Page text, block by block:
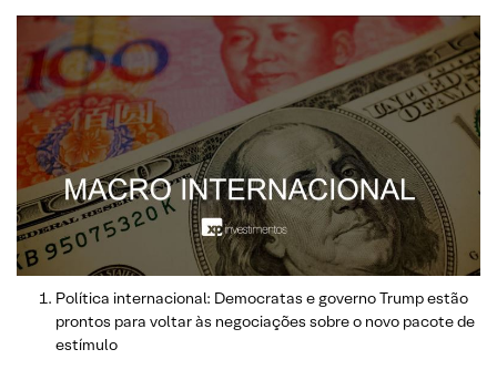
Política internacional: Democratas e governo Trump estão
prontos para voltar às negociações sobre o novo pacote de
estímulo